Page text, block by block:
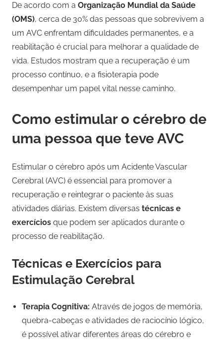
De acordo com a Organização Mundial da Saúde
(OMS), cerca de 30% das pessoas que sobrevivem a
um AVC enfrentam dificuldades permanentes, e a
reabilitação é crucial para melhorar a qualidade de
vida. Estudos mostram que a recuperação é um
processo contínuo, e a fisioterapia pode
desempenhar um papel vital nesse caminho.
Como estimular o cérebro de
uma pessoa que teve AVC
Estimular o cérebro após um Acidente Vascular
Cerebral (AVC) é essencial para promover a
recuperação e reintegrar o paciente às suas
atividades diárias. Existem diversas técnicas e
exercícios que podem ser aplicados durante o
processo de reabilitação.
Técnicas e Exercícios para
Estimulação Cerebral
Terapia Cognitiva: Através de jogos de memória,
quebra-cabeças e atividades de raciocínio lógico,
é possível ativar diferentes áreas do cérebro e